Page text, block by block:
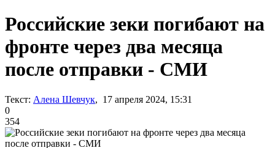
Российские зеки погибают на
фронте через два месяца
после отправки - СМИ
Текст: Алена Шевчук, 17 апреля 2024, 15:31
0
354